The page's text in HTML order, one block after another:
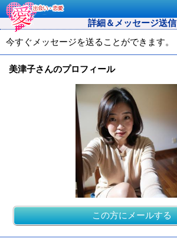
詳細＆メッセージ送信
今すぐメッセージを送ることができます。
美津子さんのプロフィール
この方にメールする